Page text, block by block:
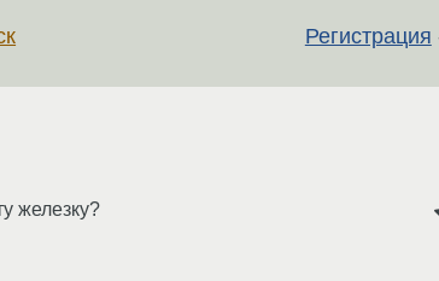
Регистрация
железку?